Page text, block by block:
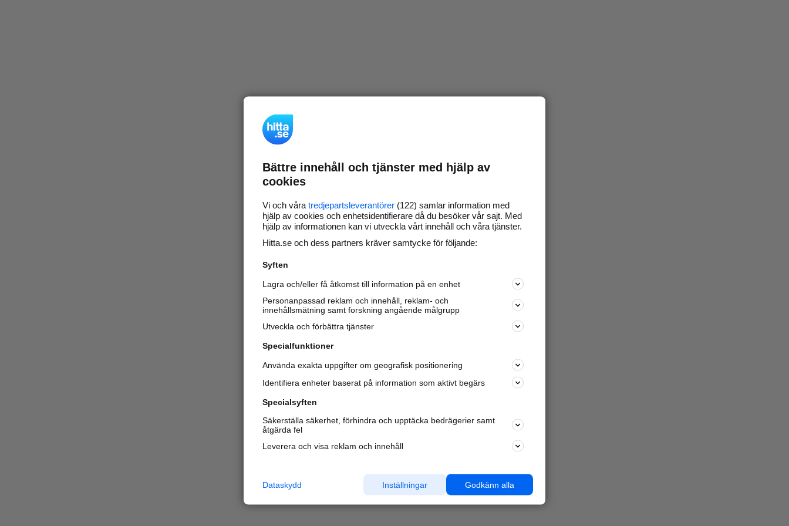
Bättre innehåll och tjänster med hjälp av
cookies
Vi och våra tredjepartsleverantörer (122) samlar information med
hjälp av cookies och enhetsidentifierare då du besöker vår sajt. Med
hjälp av informationen kan vi utveckla vårt innehåll och våra tjänster.
Hitta.se och dess partners kräver samtycke för följande:
Syften
Lagra och/eller få åtkomst till information på en enhet
Personanpassad reklam och innehåll, reklam- och
innehållsmätning samt forskning angående målgrupp
Utveckla och förbättra tjänster
Specialfunktioner
Använda exakta uppgifter om geografisk positionering
Identifiera enheter baserat på information som aktivt begärs
Specialsyften
Säkerställa säkerhet, förhindra och upptäcka bedrägerier samt
åtgärda fel
Leverera och visa reklam och innehåll
Godkänn alla
Inställningar
Dataskydd